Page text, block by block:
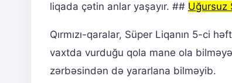
liqada çətin anlar yaşayır. ## Uğursuz
Qırmızı-qaralar, Süper Liqanın 5-ci
vaxtda vurduğu qola mane ola
zərbəsindən də yararlana bilməyib.